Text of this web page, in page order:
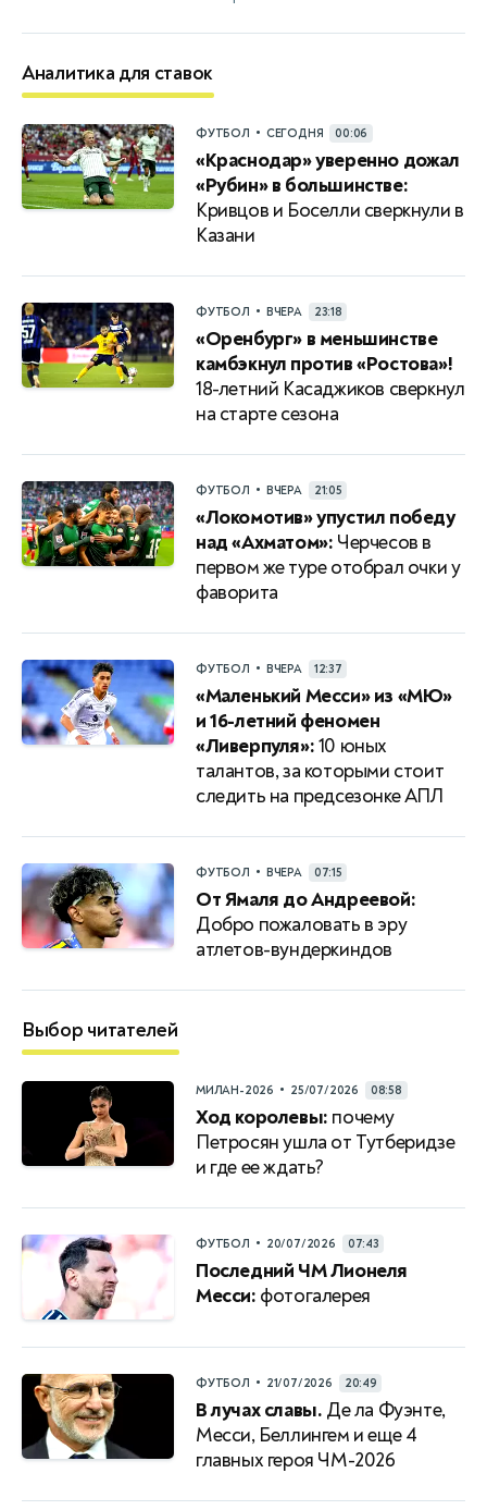
Аналитика для ставок
ФУТБОЛ • СЕГОДНЯ 00:06
«Краснодар» уверенно дожал
«Рубин» в большинстве:
Кривцов и Боселли сверкнули в
Казани
ФУТБОЛ • ВЧЕРА 23:18
«Оренбург» в меньшинстве
камбэкнул против «Ростова»!
18-летний Касаджиков сверкнул
на старте сезона
ФУТБОЛ • ВЧЕРА 21:05
«Локомотив» упустил победу
над «Ахматом»: Черчесов в
первом же туре отобрал очки у
фаворита
ФУТБОЛ • ВЧЕРА 12:37
«Маленький Месси» из «МЮ»
и 16-летний феномен
«Ливерпуля»:10 юных
талантов, за которыми стоит
следить на предсезонке АПЛ
ФУТБОЛ • ВЧЕРА 07:15
От Ямаля до Андреевой:
Добро пожаловать в эру
атлетов-вундеркиндов
Выбор читателей
МИЛАН-2026 • 25/07/2026 08:58
Ход королевы: почему
Петросян ушла от Тутберидзе
и где ее ждать?
ФУТБОЛ • 20/07/2026 07:43
Последний ЧМ Лионеля
Месси: фотогалерея
ФУТБОЛ • 21/07/2026 20:49
В лучах славы. Де ла Фуэнте,
Месси, Беллингем и еще 4
главных героя ЧМ-2026